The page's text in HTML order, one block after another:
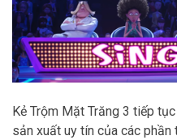
Kẻ Trộm Mặt Trăng 3 tiếp
sản xuất uy tín của các